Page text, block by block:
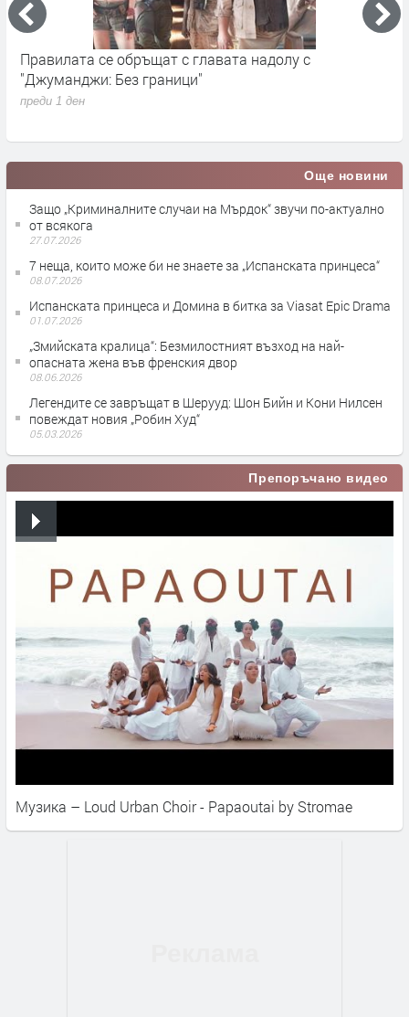
„Седмицата на акулите“ се завръща от 3 август по
Discovery
преди 1 седмица
Още новини
Защо „Криминалните случаи на Мърдок“ звучи по-актуално
от всякога
27.07.2026
7 неща, които може би не знаете за „Испанската принцеса“
08.07.2026
Испанската принцеса и Домина в битка за Viasat Epic Drama
01.07.2026
„Змийската кралица“: Безмилостният възход на най-
опасната жена във френския двор
08.06.2026
Легендите се завръщат в Шерууд: Шон Бийн и Кони Нилсен
повеждат новия „Робин Худ“
05.03.2026
Препоръчано видео
Музика – Loud Urban Choir - Papaoutai by Stromae